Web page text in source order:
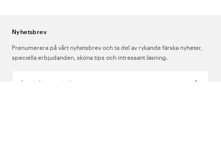
Nyhetsbrev
Prenumerera på vårt nyhetsbrev och ta del av rykande färska nyheter,
speciella erbjudanden, sköna tips och intressant läsning.